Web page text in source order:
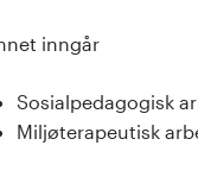
inngår
Sosialpedagogisk
Miljøterapeutisk